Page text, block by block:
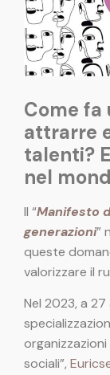
Come fa
attrarre
talenti?
nel
Il “Manifesto
generazioni”
queste
valorizzare il
Nel 2023, a
sociali”,